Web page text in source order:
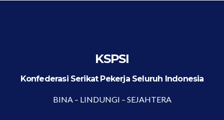
KSPSI
Konfederasi Serikat Pekerja Seluruh Indonesia
BINA – LINDUNGI – SEJAHTERA